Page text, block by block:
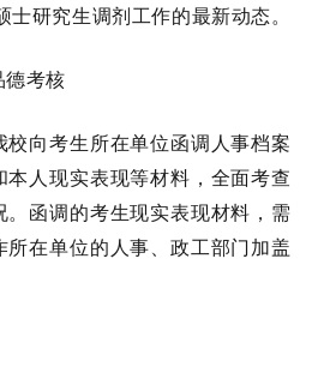
士研究生调剂工作的最新动态。
德考核
向考生所在单位函调人事档案
本人现实表现等材料，全面考查
函调的考生现实表现材料，需
在单位的人事、政工部门加盖